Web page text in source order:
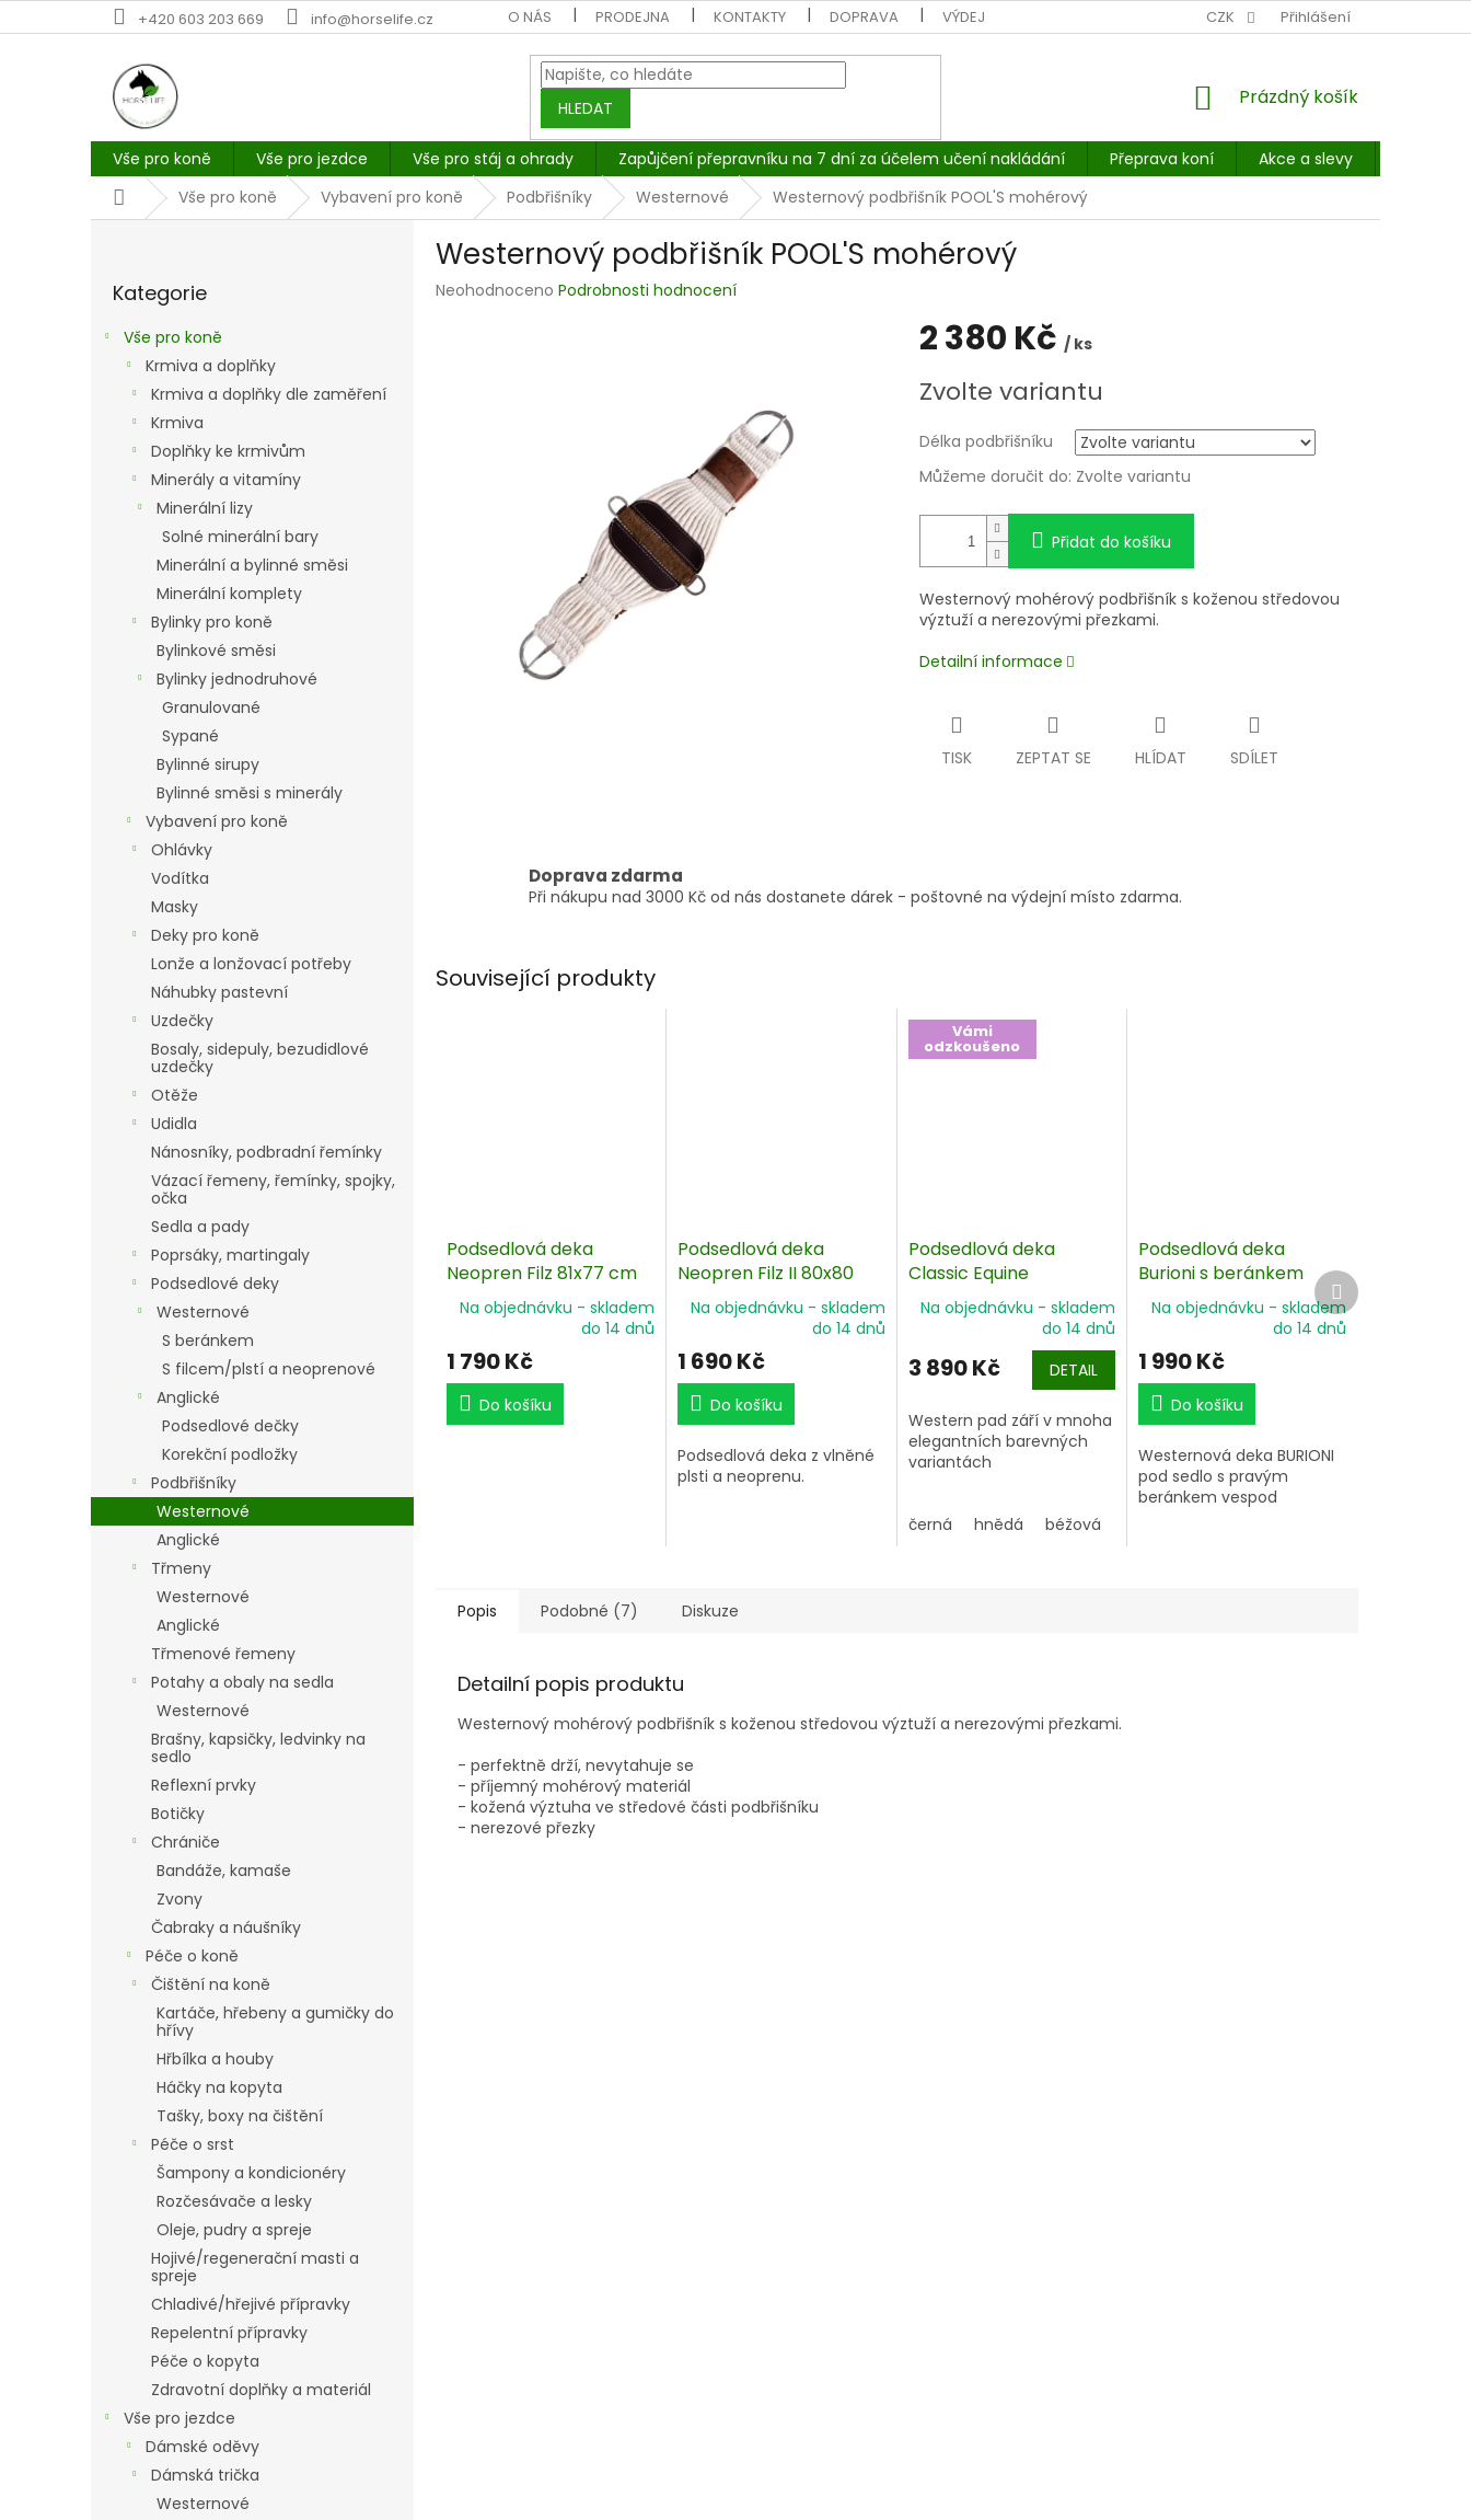
na
+420 603 203 669 info@horselife.cz O NÁS PRODEJNA KONTAKTY DOPRAVA VÝDEJNÍ MÍSTO: BALÍKOVNA, PPL, GLS, SUPERVÝDEJNY, UPS
CZK Přihlášení
HLEDAT
NÁKUPNÍ
Prázdný košík
Vše pro koně Vše pro jezdce Vše pro stáj a ohrady Zapůjčení přepravníku na 7 dní za účelem učení nakládání Přeprava koní Akce a slevy
DomůVše pro koně Vybavení pro koně Podbřišníky Westernové Westernový podbřišník POOL'S mohérový
kategorie
Kategorie
Vše pro koně
Krmiva a doplňky
Krmiva a doplňky dle zaměření
Krmiva
Doplňky ke krmivům
Minerály a vitamíny
Minerální lizy
Solné minerální bary
Minerální a bylinné směsi
Minerální komplety
Bylinky pro koně
Bylinkové směsi
Bylinky jednodruhové
Granulované
Sypané
Bylinné sirupy
Bylinné směsi s minerály
Vybavení pro koně
Ohlávky
Vodítka
Masky
Deky pro koně
Lonže a lonžovací potřeby
Náhubky pastevní
Uzdečky
Bosaly, sidepuly, bezudidlové
uzdečky
Otěže
Udidla
Nánosníky, podbradní řemínky
Vázací řemeny, řemínky, spojky,
očka
Sedla a pady
Poprsáky, martingaly
Podsedlové deky
Westernové
S beránkem
S filcem/plstí a neoprenové
Anglické
Podsedlové dečky
Korekční podložky
Podbřišníky
Westernové
Anglické
Třmeny
Westernové
Anglické
Třmenové řemeny
Potahy a obaly na sedla
Westernové
Brašny, kapsičky, ledvinky na
sedlo
Reflexní prvky
Botičky
Chrániče
Bandáže, kamaše
Zvony
Čabraky a náušníky
Péče o koně
Čištění na koně
Kartáče, hřebeny a gumičky do
hřívy
Hřbílka a houby
Háčky na kopyta
Tašky, boxy na čištění
Péče o srst
Šampony a kondicionéry
Rozčesávače a lesky
Oleje, pudry a spreje
Hojivé/regenerační masti a
spreje
Chladivé/hřejivé přípravky
Repelentní přípravky
Péče o kopyta
Zdravotní doplňky a materiál
Vše pro jezdce
Dámské oděvy
Dámská trička
Westernové
Westernový podbřišník POOL'S mohérový
Průměrné
Neohodnoceno Podrobnosti hodnocení
2 380 Kč / ks
cena:
Zvolte variantu
Délka podbřišníku
Můžeme doručit do: Zvolte variantu
Přidat do košíku
Westernový mohérový podbřišník s koženou středovou
výztuží a nerezovými přezkami.
Detailní informace
TISK ZEPTAT SE HLÍDAT SDÍLET
Doprava zdarma
Při nákupu nad 3000 Kč od nás dostanete dárek - poštovné na výdejní místo zdarma.
Související produkty
Podsedlová deka
Neopren Filz 81x77 cm
Na objednávku - skladem
do 14 dnů
1 790 Kč
Do košíku
Podsedlová deka z plsti, která absorbuje vlhkost a neoprenu, který má tlumící účinek a chrání koně před tlakem a nárazy.
Anatomický tvar deky se bezvadně přizpůsobí koňskému hřbetu.
Podsedlová deka z plsti, která absorbuje vlhkost a neoprenu
Podsedlová deka
Neopren Filz II 80x80
cm
Na objednávku - skladem
do 14 dnů
1 690 Kč
Do košíku
Podsedlová deka z vlněné
plsti a neoprenu.
Vámi
odzkoušeno
Podsedlová deka
Classic Equine
Sensorflex Top 86x96
cm
Na objednávku - skladem
do 14 dnů
3 890 Kč DETAIL
Western pad září v mnoha
elegantních barevných
variantách
černá hnědá béžová
Podsedlová deka
Burioni s beránkem
82x82 cm
Na objednávku - skladem
do 14 dnů
1 990 Kč
Do košíku
Westernová deka BURIONI
pod sedlo s pravým
beránkem vespod
Další
produkt
Popis Podobné (7) Diskuze
Detailní popis produktu
Westernový mohérový podbřišník s koženou středovou výztuží a nerezovými přezkami.
- perfektně drží, nevytahuje se
- příjemný mohérový materiál
- kožená výztuha ve středové části podbřišníku
- nerezové přezky